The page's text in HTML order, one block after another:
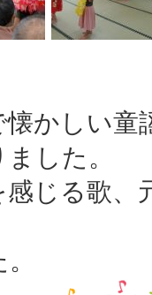
かしい童
した。
じる歌、